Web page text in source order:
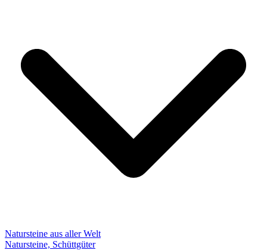
Natursteine aus aller Welt
Natursteine, Schüttgüter